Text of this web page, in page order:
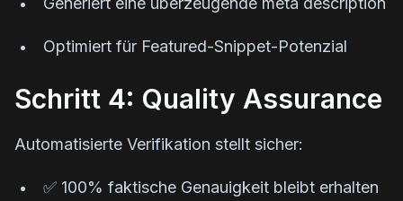
Optimiert für Featured-Snippet-Potenzial
Schritt 4: Quality Assurance
Automatisierte Verifikation stellt sicher:
✅ 100% faktische Genauigkeit bleibt erhalten